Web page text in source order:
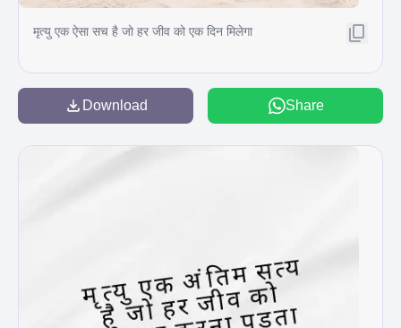
मृत्यु एक ऐसा सच है जो हर जीव को एक दिन मिलेगा
Download Share